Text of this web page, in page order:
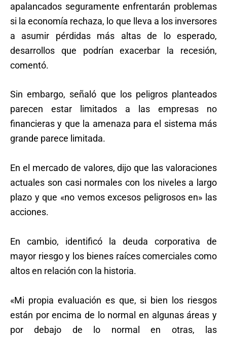
apalancados seguramente enfrentarán problemas
si la economía rechaza, lo que lleva a los inversores
a asumir pérdidas más altas de lo esperado,
desarrollos que podrían exacerbar la recesión,
comentó.
Sin embargo, señaló que los peligros planteados
parecen estar limitados a las empresas no
financieras y que la amenaza para el sistema más
grande parece limitada.
En el mercado de valores, dijo que las valoraciones
actuales son casi normales con los niveles a largo
plazo y que «no vemos excesos peligrosos en» las
acciones.
En cambio, identificó la deuda corporativa de
mayor riesgo y los bienes raíces comerciales como
altos en relación con la historia.
«Mi propia evaluación es que, si bien los riesgos
están por encima de lo normal en algunas áreas y
por debajo de lo normal en otras, las